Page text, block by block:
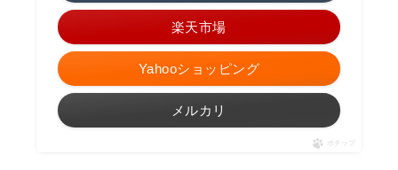
楽天市場
Yahooショッピング
メルカリ
ポチップ